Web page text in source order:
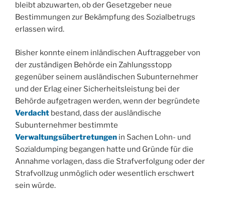
bleibt abzuwarten, ob der Gesetzgeber neue
Bestimmungen zur Bekämpfung des Sozialbetrugs
erlassen wird.
Bisher konnte einem inländischen Auftraggeber von
der zuständigen Behörde ein Zahlungsstopp
gegenüber seinem ausländischen Subunternehmer
und der Erlag einer Sicherheitsleistung bei der
Behörde aufgetragen werden, wenn der begründete
Verdacht bestand, dass der ausländische
Subunternehmer bestimmte
Verwaltungsübertretungen in Sachen Lohn- und
Sozialdumping begangen hatte und Gründe für die
Annahme vorlagen, dass die Strafverfolgung oder der
Strafvollzug unmöglich oder wesentlich erschwert
sein würde.